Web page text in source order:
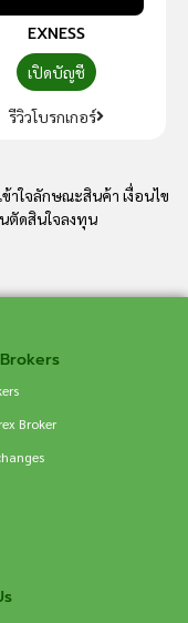
EXNESS
เปิดบัญชี
รีวิวโบรกเกอร์
าใจลักษณะสินค้า เงื่อนไข
ตัดสินใจลงทุน
Broker